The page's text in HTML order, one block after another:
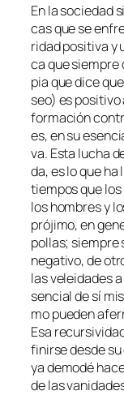
En la so­cie­dad
cas que se
ri­dad po­si­ti­va y
ca que
pia que di­ce
seo) es
for­ma­ción
es, en su
va. Esta lu­cha
da, es lo que
tiem­pos que
los hom­bres y
pró­ji­mo, en
po­llas; siem­pre
ne­ga­ti­vo, de
las ve­lei­da­des
sen­cial de sí
mo pue­den
Esa
fi­nir­se des­de
yade­mo­dé
de las